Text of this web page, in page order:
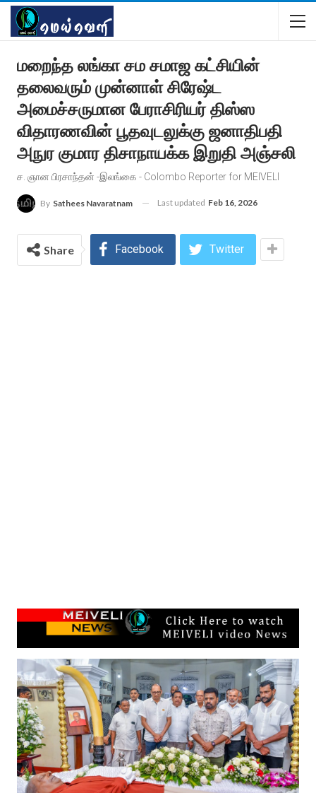
மறைந்த லங்கா சம சமாஜ கட்சியின்
தலைவரும் முன்னாள் சிரேஷ்ட
அமைச்சருமான பேராசிரியர் திஸ்ஸ
விதாரணவின் பூதவுடலுக்கு ஜனாதிபதி
அநுர குமார திசாநாயக்க இறுதி அஞ்சலி
ச. ஞான‌ பிரசாந்தன் -இலங்கை - Colombo Reporter for MEIVELI
By Sathees Navaratnam Last updated Feb 16, 2026
Share Facebook Twitter